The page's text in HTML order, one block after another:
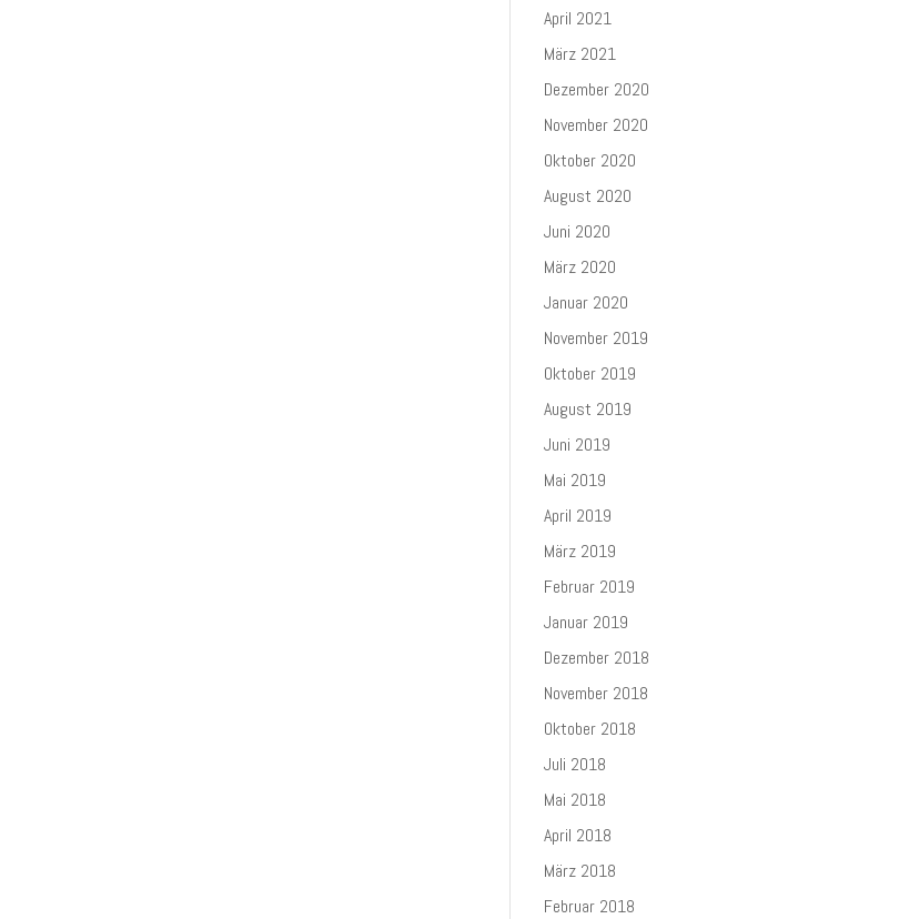
April 2021
März 2021
Dezember 2020
November 2020
Oktober 2020
August 2020
Juni 2020
März 2020
Januar 2020
November 2019
Oktober 2019
August 2019
Juni 2019
Mai 2019
April 2019
März 2019
Februar 2019
Januar 2019
Dezember 2018
November 2018
Oktober 2018
Juli 2018
Mai 2018
April 2018
März 2018
Februar 2018